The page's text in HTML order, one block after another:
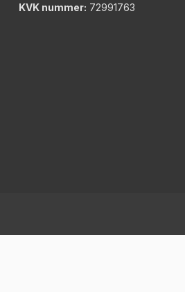
KVK nummer: 72991763